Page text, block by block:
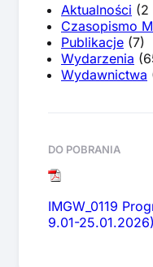
Aktualności (2
Czasopismo
Publikacje (7)
Wydarzenia
Wydawnictwa
DO POBRANIA
IMGW_0119
9.01-25.01.2026)